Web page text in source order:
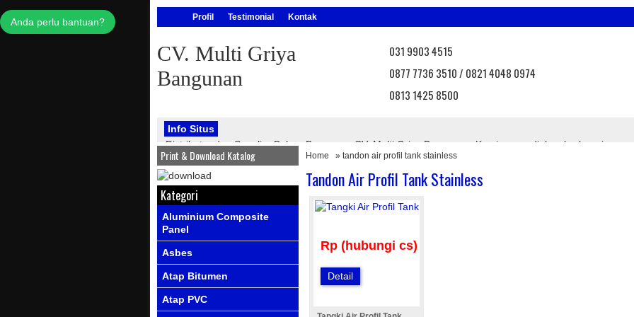
Anda perlu bantuan? Profil Testimonial Kontak
CV. Multi Griya
Bangunan
031 9903 4515
0877 7736 3510 / 0821 4048 0974
0813 1425 8500
Info Situs
Distributor dan Supplier Bahan Bangunan CV. Multi Griya Bangunan. Kami menyediakan berbagai
bangunan, seperti : atap onduline, atap onduvilla, atap asbes, atap bebas asbes, atap pvc, atap
PVC, genteng metal, kawat silet, pagar brc, pintu angzdoor, floordeck, dll.
Info Produk
Ada produk-produk terbaru dari kami Info Promo
Home » tandon air profil tank stainless
Tandon Air Profil Tank Stainless
Rp (hubungi cs)
Detail
Print & Download Katalog
Kategori
Aluminium Composite
Panel
Asbes
Atap Bitumen
Atap PVC